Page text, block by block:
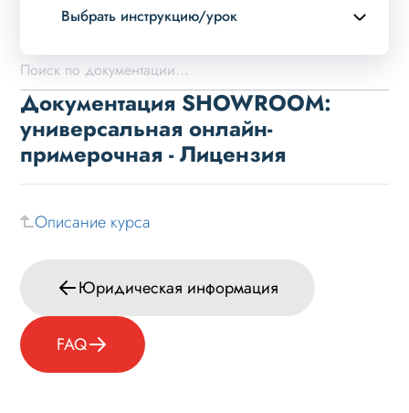
Выбрать инструкцию/урок
Описание курса
Обзор возможностей
Установка
Пользовательский интерфейс
Настройка
Типовые задачи
Вспомогательная информация
Юридическая информация
Лицензия
FAQ
Документация SHOWROOM:
универсальная онлайн-
примерочная - Лицензия
Описание курса
Юридическая информация
FAQ